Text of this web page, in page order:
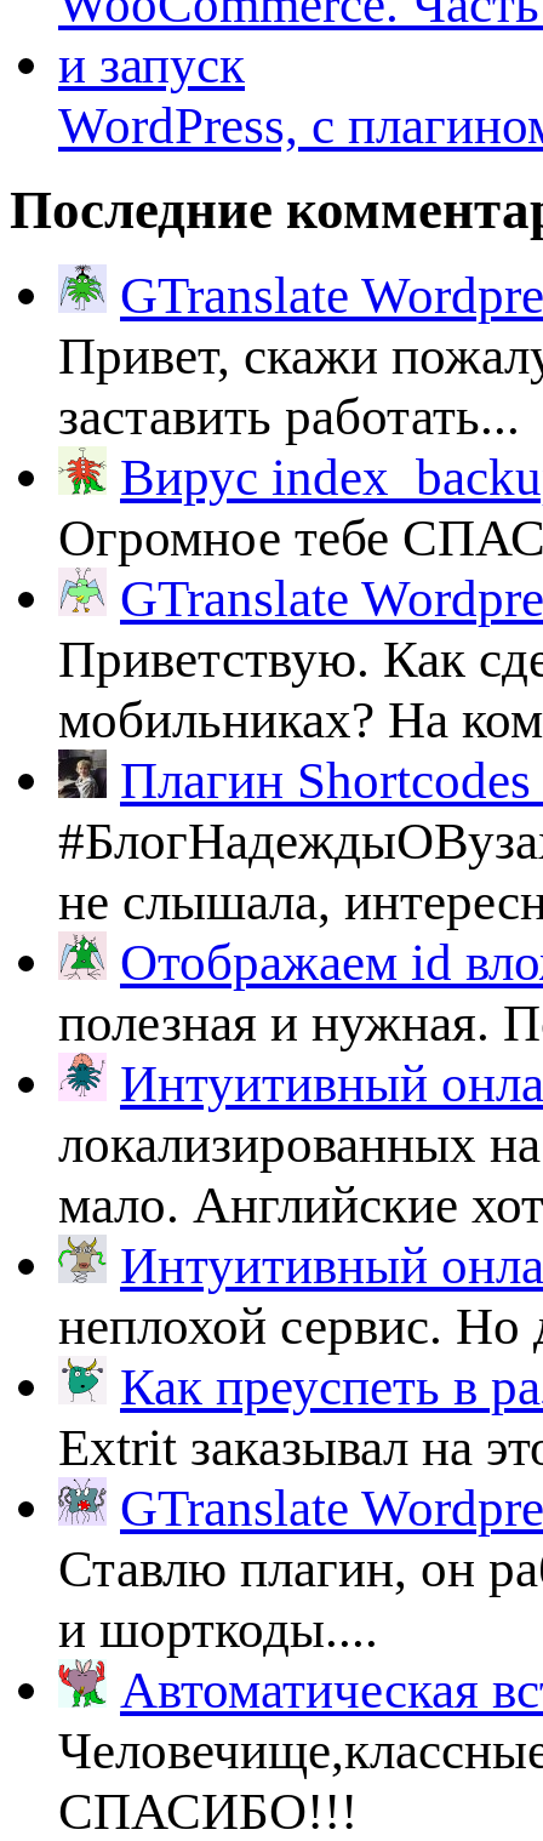
WordPress, с
Последние
GTranslate
Привет, скажи
заставить работать...
Вирус
Огромное тебе
GTranslate
Приветствую. Как
мобильниках? На
Плагин
не слышала,
Отображаем id
полезная и нужная.
Интуитивный
локализированных
мало. Английские
Интуитивный
неплохой сервис.
Как преуспеть в
Extrit заказывал на
GTranslate
Ставлю плагин, он
и шорткоды....
Автоматическая
СПАСИБО!!!